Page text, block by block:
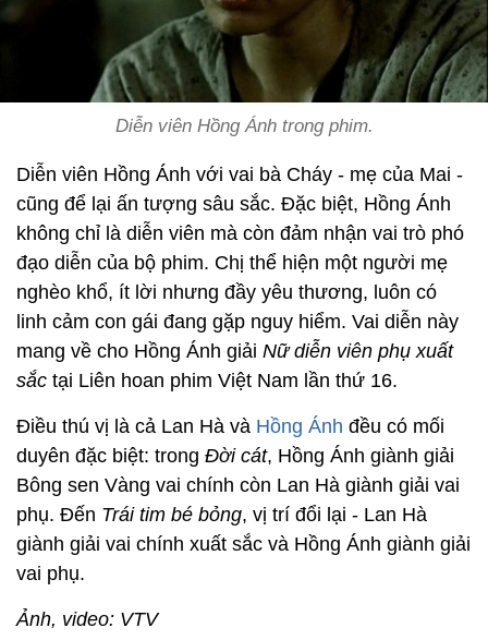
Diễn viên Hồng Ánh trong phim.
Diễn viên Hồng Ánh với vai bà Cháy - mẹ của Mai -
cũng để lại ấn tượng sâu sắc. Đặc biệt, Hồng Ánh
không chỉ là diễn viên mà còn đảm nhận vai trò phó
đạo diễn của bộ phim. Chị thể hiện một người mẹ
nghèo khổ, ít lời nhưng đầy yêu thương, luôn có
linh cảm con gái đang gặp nguy hiểm. Vai diễn này
mang về cho Hồng Ánh giải Nữ diễn viên phụ xuất
sắc tại Liên hoan phim Việt Nam lần thứ 16.
Điều thú vị là cả Lan Hà và Hồng Ánh đều có mối
duyên đặc biệt: trong Đời cát, Hồng Ánh giành giải
Bông sen Vàng vai chính còn Lan Hà giành giải vai
phụ. Đến Trái tim bé bỏng, vị trí đổi lại - Lan Hà
giành giải vai chính xuất sắc và Hồng Ánh giành giải
vai phụ.
Ảnh, video: VTV